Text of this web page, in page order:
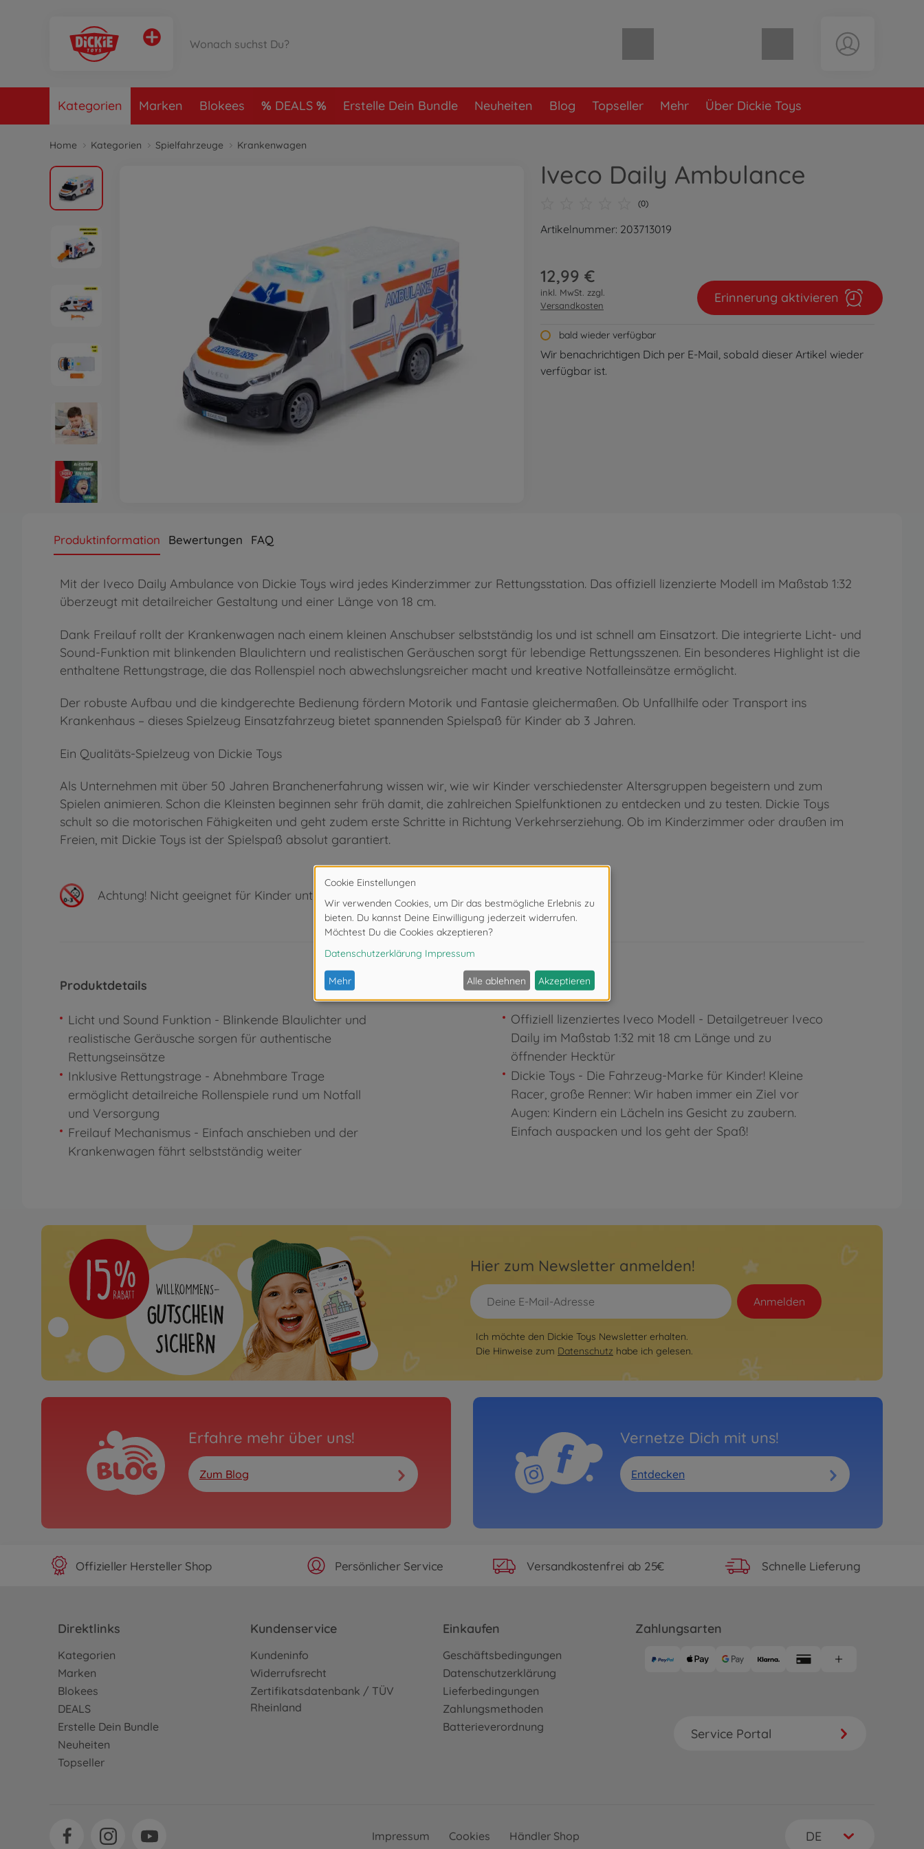
Warenkorb leer
Kategorien Marken Blokees DEALS Erstelle Dein Bundle Neuheiten Blog Topseller Mehr Über Dickie Toys
Home Kategorien Spielfahrzeuge Krankenwagen
Iveco Daily Ambulance
(0)
Artikelnummer: 203713019
12,99 €
inkl. MwSt. zzgl.
Versandkosten
bald wieder verfügbar
Wir benachrichtigen Dich per E-Mail, sobald dieser Artikel wieder
verfügbar ist.
Erinnerung aktivieren
Produktinformation Bewertungen FAQ
Mit der Iveco Daily Ambulance von Dickie Toys wird jedes Kinderzimmer zur Rettungsstation. Das offiziell lizenzierte Modell im Maßstab 1:32
überzeugt mit detailreicher Gestaltung und einer Länge von 18 cm.
Dank Freilauf rollt der Krankenwagen nach einem kleinen Anschubser selbstständig los und ist schnell am Einsatzort. Die integrierte Licht- und
Sound-Funktion mit blinkenden Blaulichtern und realistischen Geräuschen sorgt für lebendige Rettungsszenen. Ein besonderes Highlight ist die
enthaltene Rettungstrage, die das Rollenspiel noch abwechslungsreicher macht und kreative Notfalleinsätze ermöglicht.
Der robuste Aufbau und die kindgerechte Bedienung fördern Motorik und Fantasie gleichermaßen. Ob Unfallhilfe oder Transport ins
Krankenhaus – dieses Spielzeug Einsatzfahrzeug bietet spannenden Spielspaß für Kinder ab 3 Jahren.
Ein Qualitäts-Spielzeug von Dickie Toys
Als Unternehmen mit über 50 Jahren Branchenerfahrung wissen wir, wie wir Kinder verschiedenster Altersgruppen begeistern und zum
Spielen animieren. Schon die Kleinsten beginnen sehr früh damit, die zahlreichen Spielfunktionen zu entdecken und zu testen. Dickie Toys
schult so die motorischen Fähigkeiten und geht zudem erste Schritte in Richtung Verkehrserziehung. Ob im Kinderzimmer oder draußen im
Freien, mit Dickie Toys ist der Spielspaß absolut garantiert.
Achtung! Nicht geeignet für Kinder unter 3 Jahren. Erstickungsgefahr durch Kleinteile.
Produktdetails
Licht und Sound Funktion - Blinkende Blaulichter und
realistische Geräusche sorgen für authentische
Rettungseinsätze
Inklusive Rettungstrage - Abnehmbare Trage
ermöglicht detailreiche Rollenspiele rund um Notfall
und Versorgung
Freilauf Mechanismus - Einfach anschieben und der
Krankenwagen fährt selbstständig weiter
Offiziell lizenziertes Iveco Modell - Detailgetreuer Iveco
Daily im Maßstab 1:32 mit 18 cm Länge und zu
öffnender Hecktür
Dickie Toys - Die Fahrzeug-Marke für Kinder! Kleine
Racer, große Renner: Wir haben immer ein Ziel vor
Augen: Kindern ein Lächeln ins Gesicht zu zaubern.
Einfach auspacken und los geht der Spaß!
Hier zum Newsletter anmelden!
Anmelden
Ich möchte den Dickie Toys Newsletter erhalten.
Die Hinweise zum Datenschutz habe ich gelesen.
Erfahre mehr über uns!
Zum Blog
Vernetze Dich mit uns!
Entdecken
Offizieller Hersteller Shop Persönlicher Service Versandkostenfrei ab 25€ Schnelle Lieferung
Direktlinks
Kategorien
Marken
Blokees
DEALS
Erstelle Dein Bundle
Neuheiten
Topseller
Kundenservice
Kundeninfo
Widerrufsrecht
Zertifikatsdatenbank / TÜV
Rheinland
Einkaufen
Geschäftsbedingungen
Datenschutzerklärung
Lieferbedingungen
Zahlungsmethoden
Batterieverordnung
Zahlungsarten
Service Portal
Impressum Cookies Händler Shop DE